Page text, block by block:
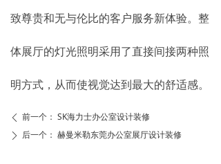
致尊贵和无与伦比的客户服务新体验。整
体展厅的灯光照明采用了直接间接两种照
明方式，从而使视觉达到最大的舒适感。
ꄴ 前一个： SK海力士办公室设计装修
ꄲ 后一个： 赫曼米勒东莞办公室展厅设计装修